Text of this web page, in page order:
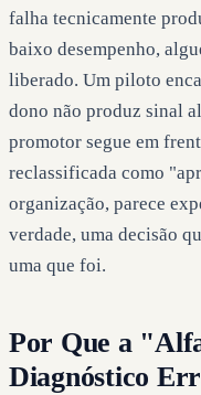
falha tecnicamente
baixo desempenho,
liberado. Um piloto
dono não produz sinal
promotor segue em
reclassificada como
organização, parece
verdade, uma decisão
uma que foi.
Por Que a
Diagnóstico